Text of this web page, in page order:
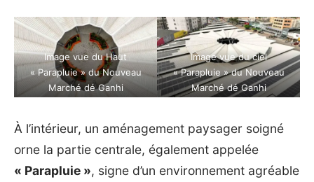
Image vue du Haut
« Parapluie » du Nouveau
Marché dé Ganhi
Image vue du ciel
« Parapluie » du Nouveau
Marché dé Ganhi
À l’intérieur, un aménagement paysager soigné
orne la partie centrale, également appelée
« Parapluie », signe d’un environnement agréable